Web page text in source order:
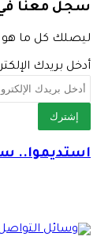
سجل معنا في
ليصلك كل ما هو
أدخل بريدك
استديموا..